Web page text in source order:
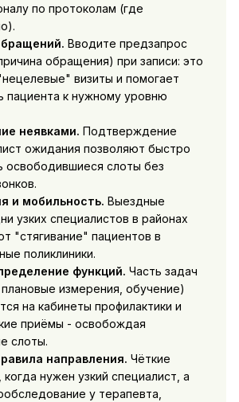
по протоколам (где
Вводите предзапрос
обращения) при записи: это
визиты и помогает
пациента к нужному уровню
неявками. Подтверждение
ожидания позволяют быстро
освободившиеся слоты без
и мобильность. Выездные
узких специалистов в районах
"стягивание" пациентов в
поликлиники.
функций. Часть задач
плановые измерения, обучение)
на кабинеты профилактики и
приёмы - освобождая
слоты.
направления. Чёткие
когда нужен узкий специалист, а
у терапевта,